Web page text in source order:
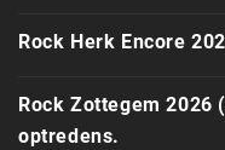
Rock Herk Encore
Rock Zottegem
optredens.